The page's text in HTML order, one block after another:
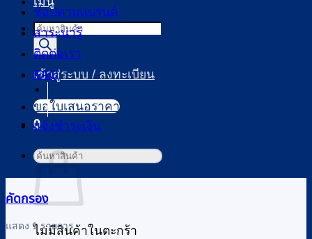
Products
search
เข้าสู่ระบบ / ลงทะเบียน
0
ไม่มีสินค้าในตะกร้า
ช้อปตามแบรนด์
สาระน่ารู้
ติดต่อเรา
FAQ
ขอใบเสนอราคา
แจ้งชำระเงิน
ค้นหา:
คัดกรอง
แสดง 1 รายการ